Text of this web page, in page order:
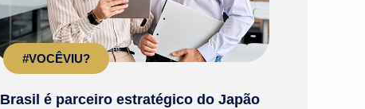
#VOCÊVIU?
Brasil é parceiro estratégico do Japão